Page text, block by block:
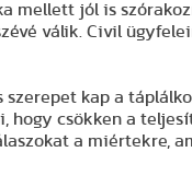
mellett jól is
válik. Civil
kap a
hogy csökken a
a miértekre,